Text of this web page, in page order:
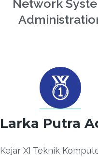
Network
Larka Putra
Kejar XI Teknik